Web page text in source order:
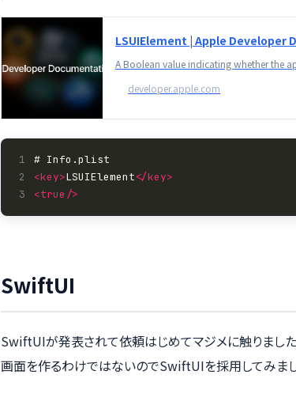
LSUIElement | Apple Developer
developer.apple.com
1
2
<key>LSUIElement</key>
3
<true/>
SwiftUI
SwiftUIが発表されて依頼はじめてマジメに触りまし
画面を作るわけではないのでSwiftUIを採用してみまし